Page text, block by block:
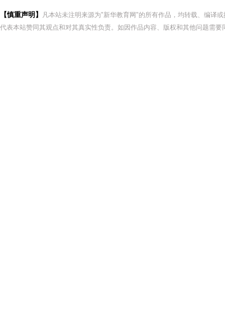
【慎重声明】
凡本站未注明来源为"新华教育网"的所有作品，均转载、编译
代表本站赞同其观点和对其真实性负责。如因作品内容、版权和其他问题需